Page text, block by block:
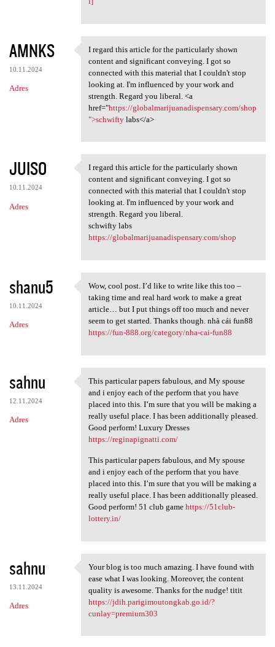
AMNKS
10.11.2024
Adres
I regard this article for the
I regard this article for the particularly shown
content and significant conveying. I got so
connected with this material that I couldn't stop
looking at. I'm influenced by your work and
strength. Regard you liberal. <a
href="https://globalmarijuanadispensary.com/shop
">schwiftylabs</a>
JUISO
10.11.2024
Adres
I regard this article for the
I regard this article for the particularly shown
content and significant conveying. I got so
connected with this material that I couldn't stop
looking at. I'm influenced by your work and
strength. Regard you liberal.
schwifty labs
https://globalmarijuanadispensary.com/shop
shanu5
10.11.2024
Adres
Wow, cool post. I’d like to
Wow, cool post. I’d like to write like this too –
taking time and real hard work to make a great
article… but I put things off too much and never
seem to get started. Thanks though. nhà cái fun88
https://fun-888.org/category/nha-cai-fun88
sahnu
12.11.2024
Adres
This particular papers
This particular papers fabulous, and My spouse
and i enjoy each of the perform that you have
placed into this. I’m sure that you will be making a
really useful place. I has been additionally pleased.
Good perform! Luxury Dresses
https://reginapignatti.com/
This particular papers fabulous, and My spouse
and i enjoy each of the perform that you have
placed into this. I’m sure that you will be making a
really useful place. I has been additionally pleased.
Good perform! 51 club game https://51club-
lottery.in/
sahnu
13.11.2024
Adres
Your blog is too much amazing
Your blog is too much amazing. I have found with
ease what I was looking. Moreover, the content
quality is awesome. Thanks for the nudge! titit
https://jdih.parigimoutongkab.go.id/?
cunlay=premium303